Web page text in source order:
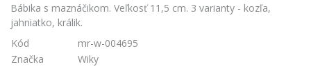
Bábika s maznáčikom. Veľkosť 11,5 cm. 3 varianty - kozľa,
jahniatko, králik.
Kód
mr-w-004695
Značka
Wiky